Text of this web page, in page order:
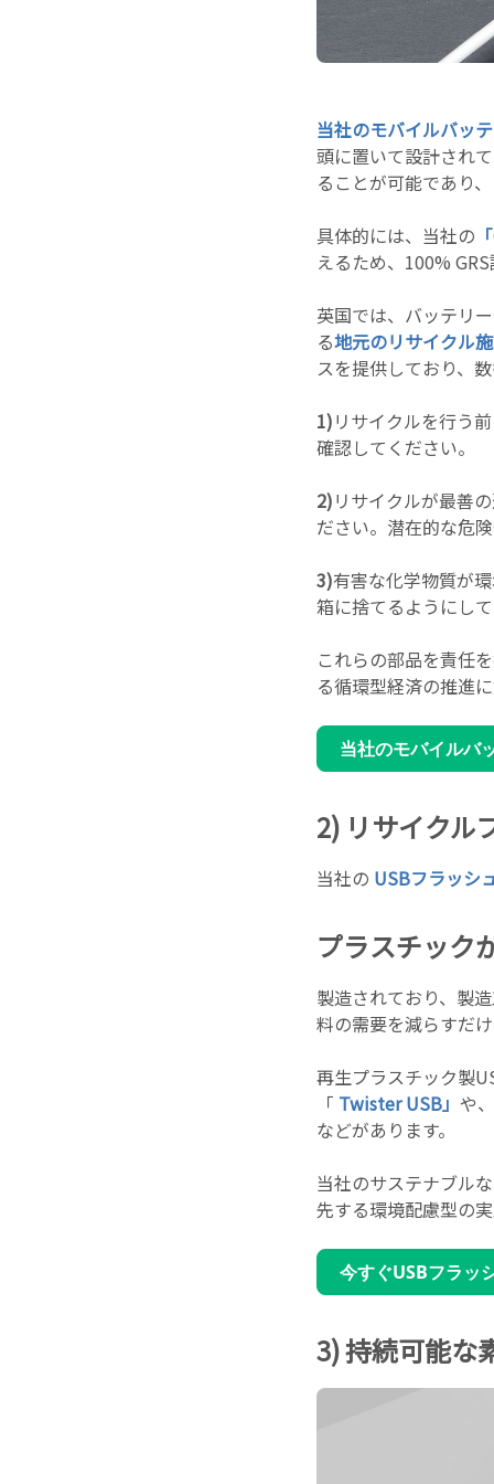
当社のモバイルバッ
頭に置いて設計され
ることが可能であり
具体的には、当社の
えるため、100%
英国では、バッテリ
る地元のリサイクル
スを提供しており、
1)リサイクルを行う
確認してください。
2)リサイクルが最善
ださい。潜在的な危
3)有害な化学物質が
箱に捨てるようにし
これらの部品を責任
る循環型経済の推進
当社のモバイルバ
2) リサイクル
当社の USBフラッシ
プラスチック
製造されており、製
料の需要を減らすだ
再生プラスチック製
「 Twister USB」 や
などがあります。
当社のサステナブル
先する環境配慮型の
今すぐUSBフラッ
3) 持続可能な